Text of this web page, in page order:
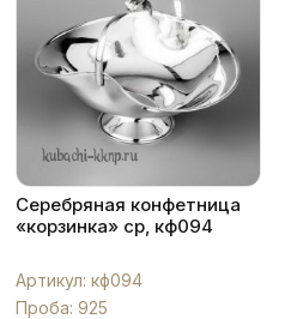
Серебряная конфетница
«корзинка» ср, кф094
Артикул: кф094
Проба: 925